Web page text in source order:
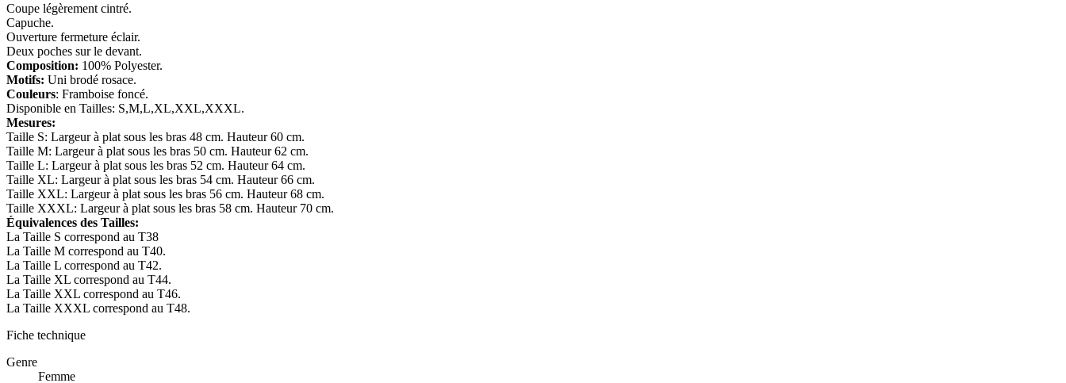
Coupe légèrement cintré.
Capuche.
Ouverture fermeture éclair.
Deux poches sur le devant.
Composition: 100% Polyester.
Motifs: Uni brodé rosace.
Couleurs: Framboise foncé.
Disponible en Tailles: S,M,L,XL,XXL,XXXL.
Mesures:
Taille S: Largeur à plat sous les bras 48 cm. Hauteur 60 cm.
Taille M: Largeur à plat sous les bras 50 cm. Hauteur 62 cm.
Taille L: Largeur à plat sous les bras 52 cm. Hauteur 64 cm.
Taille XL: Largeur à plat sous les bras 54 cm. Hauteur 66 cm.
Taille XXL: Largeur à plat sous les bras 56 cm. Hauteur 68 cm.
Taille XXXL: Largeur à plat sous les bras 58 cm. Hauteur 70 cm.
Équivalences des Tailles:
La Taille S correspond au T38
La Taille M correspond au T40.
La Taille L correspond au T42.
La Taille XL correspond au T44.
La Taille XXL correspond au T46.
La Taille XXXL correspond au T48.
Fiche technique
Genre
Femme